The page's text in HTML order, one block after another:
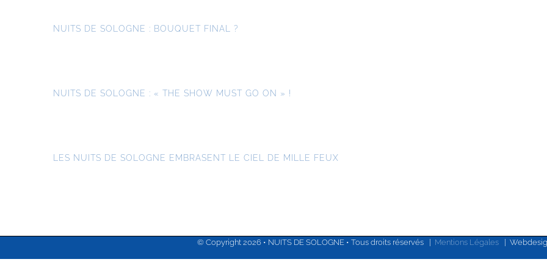
NUITS DE SOLOGNE : BOUQUET FINAL ?
NUITS DE SOLOGNE : « THE SHOW MUST GO ON » !
LES NUITS DE SOLOGNE EMBRASENT LE CIEL DE MILLE FEUX
© Copyright 2026 • NUITS DE SOLOGNE • Tous droits réservés | Mentions Légales |